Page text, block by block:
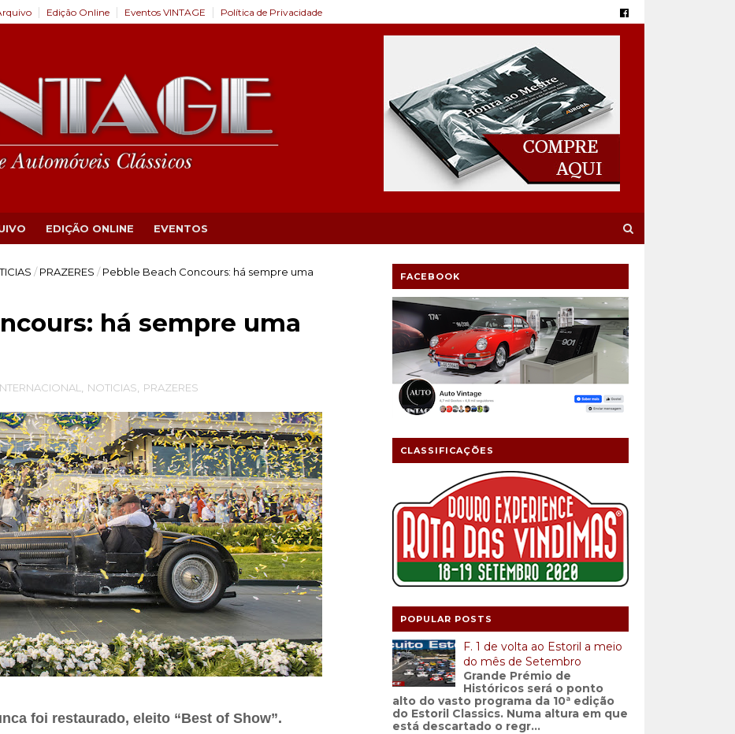
Edição Online Eventos VINTAGE Política de Privacidade
EDIÇÃO ONLINE EVENTOS
/ PRAZERES / Pebble Beach Concours: há sempre uma
há sempre uma
NOTICIAS PRAZERES
foi restaurado, eleito “Best of Show”.
FACEBOOK
CLASSIFICAÇÕES
POPULAR POSTS
F. 1 de volta ao Estoril a meio
do mês de Setembro
Grande Prémio de
Históricos será o ponto
alto do vasto programa da 10ª edição
do Estoril Classics. Numa altura em que
está descartado o regr...